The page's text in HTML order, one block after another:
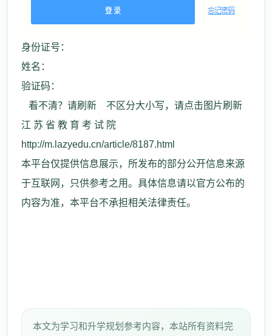
身份证号：
姓名：
验证码：
看不清？请刷新 不区分大小写，请点击图片刷新
江 苏 省 教 育 考 试 院
http://m.lazyedu.cn/article/8187.html
本平台仅提供信息展示，所发布的部分公开信息来源
于互联网，只供参考之用。具体信息请以官方公布的
内容为准，本平台不承担相关法律责任。
本文为学习和升学规划参考内容，本站所有资料完